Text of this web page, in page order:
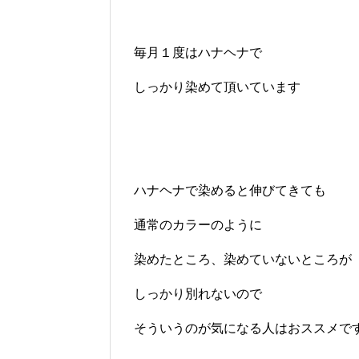
毎月１度はハナヘナで
しっかり染めて頂いています
ハナヘナで染めると伸びてきても
通常のカラーのように
染めたところ、染めていないところが
しっかり別れないので
そういうのが気になる人はおススメで